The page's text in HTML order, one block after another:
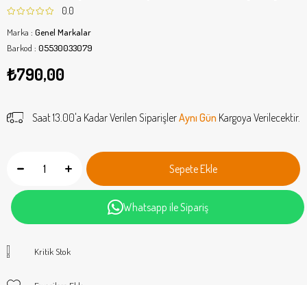
0.0
Marka : Genel Markalar
Barkod : 05530033079
₺790,00
Saat 13.00'a Kadar Verilen SiparişlerAynı Gün Kargoya Verilecektir.
Whatsapp ile Sipariş
Kritik Stok